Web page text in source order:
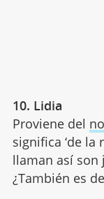
10. Lidia
Proviene del
significa ‘de la
llaman así son
¿También es